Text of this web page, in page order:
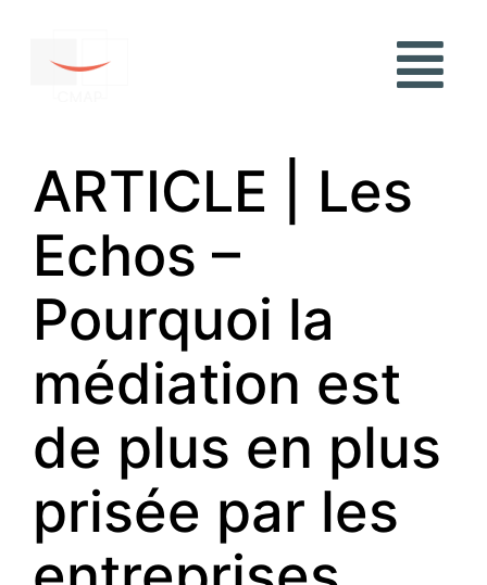
ARTICLE | Les
Echos –
Pourquoi la
médiation est
de plus en plus
prisée par les